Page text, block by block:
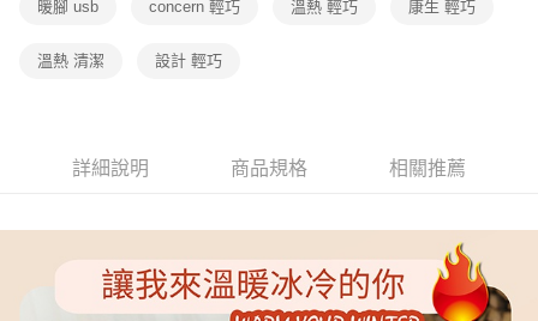
暖腳 usb concern 輕巧 溫熱 輕巧 康生 輕巧
溫熱 清潔 設計 輕巧
詳細說明 商品規格 相關推薦